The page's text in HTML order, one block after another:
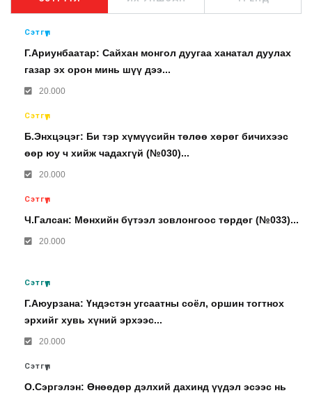
Сэтгүүл
Г.Ариунбаатар: Сайхан монгол дуугаа ханатал дуулах
газар эх орон минь шүү дээ...
20.000
Сэтгүүл
Б.Энхцэцэг: Би тэр хүмүүсийн төлөө хөрөг бичихээс
өөр юу ч хийж чадахгүй (№030)...
20.000
Сэтгүүл
Ч.Галсан: Мөнхийн бүтээл зовлонгоос төрдөг (№033)...
20.000
Сэтгүүл
Г.Аюурзана: Үндэстэн угсаатны соёл, оршин тогтнох
эрхийг хувь хүний эрхээс...
20.000
Сэтгүүл
О.Сэргэлэн: Өнөөдөр дэлхий дахинд үүдэл эсээс нь